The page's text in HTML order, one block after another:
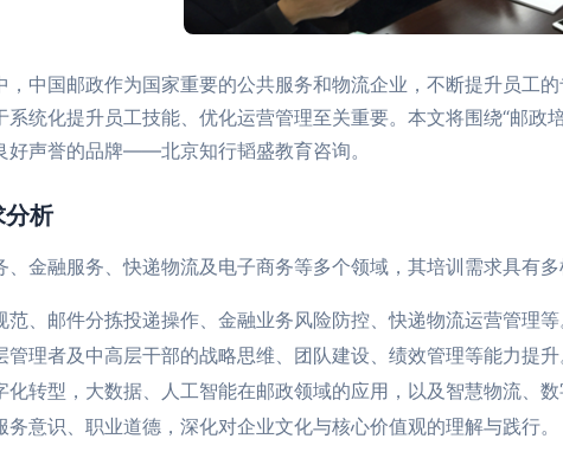
中国邮政作为国家重要的公共服务和物流企业，不断提升员工
统化提升员工技能、优化运营管理至关重要。本文将围绕“邮政
好声誉的品牌——北京知行韬盛教育咨询。
分析
金融服务、快递物流及电子商务等多个领域，其培训需求具有
范、邮件分拣投递操作、金融业务风险防控、快递物流运营管理等
管理者及中高层干部的战略思维、团队建设、绩效管理等能力提升
化转型，大数据、人工智能在邮政领域的应用，以及智慧物流、数
务意识、职业道德，深化对企业文化与核心价值观的理解与践行。